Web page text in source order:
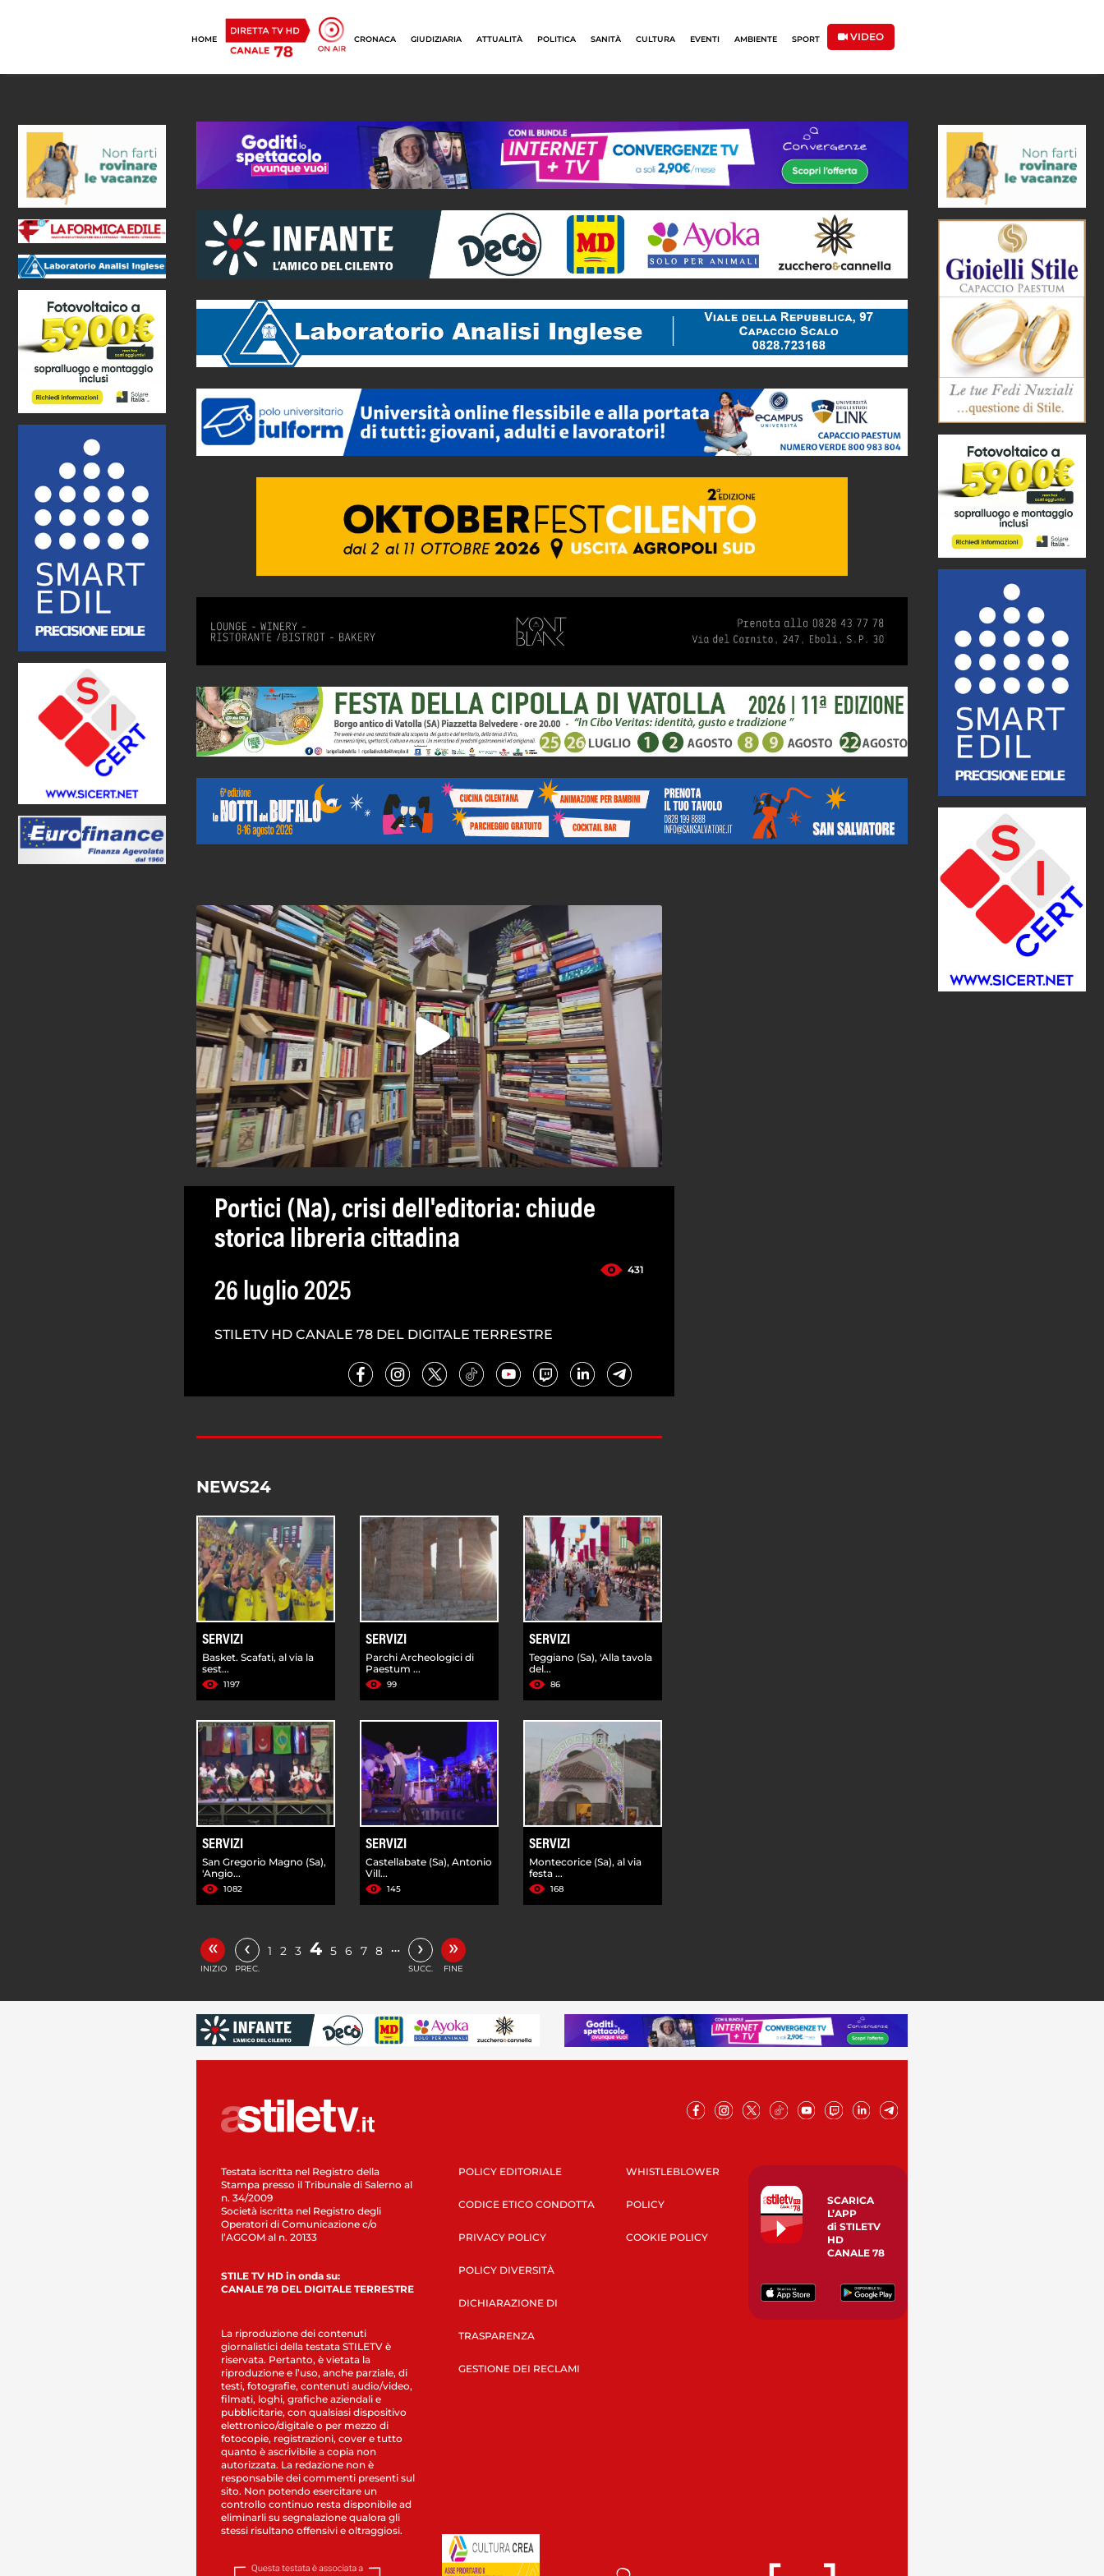
HOME CRONACA GIUDIZIARIA ATTUALITÀ POLITICA SANITÀ CULTURA EVENTI AMBIENTE SPORT VIDEO
Portici (Na), crisi dell'editoria: chiude
storica libreria cittadina
431
26 luglio 2025
STILETV HD CANALE 78 DEL DIGITALE TERRESTRE
NEWS24
SERVIZI
Basket. Scafati, al via la
sest...
1197
SERVIZI
Parchi Archeologici di
Paestum ...
99
SERVIZI
Teggiano (Sa), 'Alla tavola
del...
86
SERVIZI
San Gregorio Magno (Sa),
'Angio...
1082
SERVIZI
Castellabate (Sa), Antonio
Vill...
145
SERVIZI
Montecorice (Sa), al via
festa ...
168
«
INIZIO
‹
PREC.
1 2 3 4 5 6 7 8 … ›
SUCC.
»
FINE
Testata iscritta nel Registro della
Stampa presso il Tribunale di Salerno al
n. 34/2009
Società iscritta nel Registro degli
Operatori di Comunicazione c/o
l’AGCOM al n. 20133
STILE TV HD in onda su:
CANALE 78 DEL DIGITALE TERRESTRE
La riproduzione dei contenuti
giornalistici della testata STILETV è
riservata. Pertanto, è vietata la
riproduzione e l’uso, anche parziale, di
testi, fotografie, contenuti audio/video,
filmati, loghi, grafiche aziendali e
pubblicitarie, con qualsiasi dispositivo
elettronico/digitale o per mezzo di
fotocopie, registrazioni, cover e tutto
quanto è ascrivibile a copia non
autorizzata. La redazione non è
responsabile dei commenti presenti sul
sito. Non potendo esercitare un
controllo continuo resta disponibile ad
eliminarli su segnalazione qualora gli
stessi risultano offensivi e oltraggiosi.
POLICY EDITORIALE
CODICE ETICO CONDOTTA
PRIVACY POLICY
POLICY DIVERSITÀ
DICHIARAZIONE DI
TRASPARENZA
GESTIONE DEI RECLAMI
WHISTLEBLOWER
POLICY
COOKIE POLICY
SCARICA
L’APP
di STILETV
HD
CANALE 78